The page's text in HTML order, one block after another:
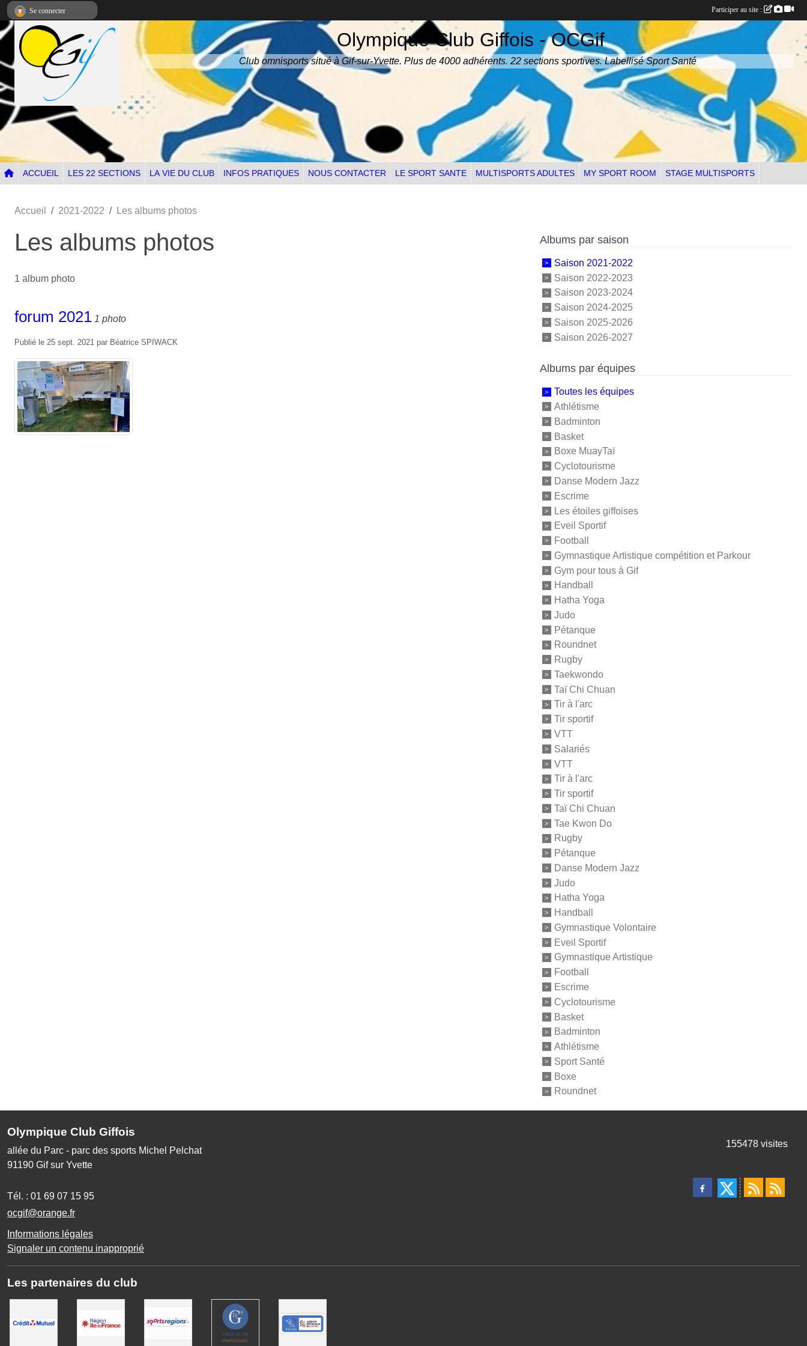
Olympique Club Giffois - OCGif
Club omnisports situé à Gif-sur-Yvette. Plus de 4000 adhérents. 22 sections sportives. Labellisé Sport Santé
ACCUEIL LES 22 SECTIONS LA VIE DU CLUB INFOS PRATIQUES NOUS CONTACTER LE SPORT SANTE MULTISPORTS ADULTES MY SPORT ROOM STAGE MULTISPORTS
Accueil 2021-2022 Les albums photos
Les albums photos
1 album photo
forum 2021 1 photo
Publié le 25 sept. 2021 par Béatrice SPIWACK
Albums par saison
Saison 2021-2022
Saison 2022-2023
Saison 2023-2024
Saison 2024-2025
Saison 2025-2026
Saison 2026-2027
Albums par équipes
Toutes les équipes
Athlétisme
Badminton
Basket
Boxe MuayTaï
Cyclotourisme
Danse Modern Jazz
Escrime
Les étoiles giffoises
Eveil Sportif
Football
Gymnastique Artistique compétition et Parkour
Gym pour tous à Gif
Handball
Hatha Yoga
Judo
Pétanque
Roundnet
Rugby
Taekwondo
Taï Chi Chuan
Tir à l'arc
Tir sportif
VTT
Salariés
VTT
Tir à l'arc
Tir sportif
Taï Chi Chuan
Tae Kwon Do
Rugby
Pétanque
Danse Modern Jazz
Judo
Hatha Yoga
Handball
Gymnastique Volontaire
Eveil Sportif
Gymnastique Artistique
Football
Escrime
Cyclotourisme
Basket
Badminton
Athlétisme
Sport Santé
Boxe
Roundnet
Olympique Club Giffois
allée du Parc - parc des sports Michel Pelchat
91190 Gif sur Yvette
Tél. : 01 69 07 15 95
ocgif@orange.fr
Informations légales
Signaler un contenu inapproprié
155478 visites
Les partenaires du club
Se connecter Participer au site :
Panneau de gestion des cookies